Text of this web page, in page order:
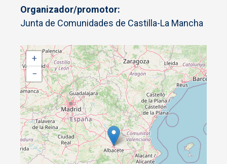
Organizador/promotor
Junta de Comunidades de Castilla-La Mancha
+
−